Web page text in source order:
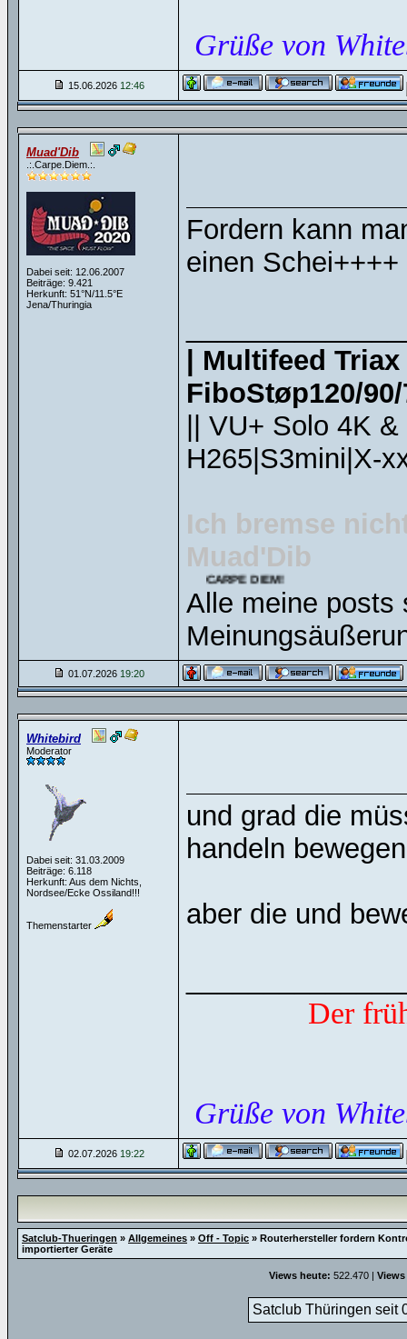
Grüße von
15.06.2026 12:46
Muad'Dib
.:.Carpe.Diem.:.
Dabei seit: 12.06.2007
Beiträge: 9.421
Herkunft: 51°N/11.5°E
Jena/Thuringia
Fordern kann
einen Schei++++
| Multifeed
FiboStøp120/
|| VU+ Solo 4K
H265|S3mini|X-
Ich bremse
Muad'Dib
CARPE DIEM!
Alle meine posts
01.07.2026 19:20
Whitebird
Moderator
Dabei seit: 31.03.2009
Beiträge: 6.118
Herkunft: Aus dem Nichts,
Nordsee/Ecke Ossiland!!!
Themenstarter
und grad die
handeln
aber die und
Der
Grüße von
02.07.2026 19:22
Satclub-Thueringen » Allgemeines » Off - Topic » Routerhersteller fordern
importierter Geräte
Views heute: 522.470 |
Satclub Thüringen seit